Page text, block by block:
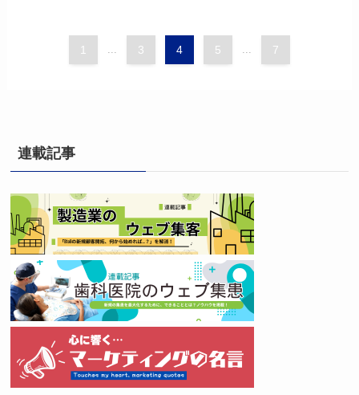
1 ... 3 4 5 ... 7
連載記事